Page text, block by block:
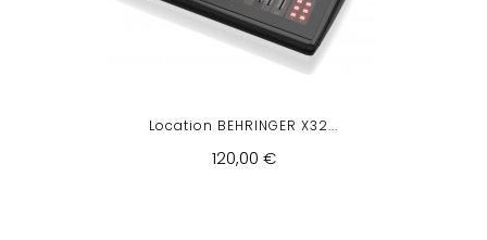
Location BEHRINGER X32...
120,00 €